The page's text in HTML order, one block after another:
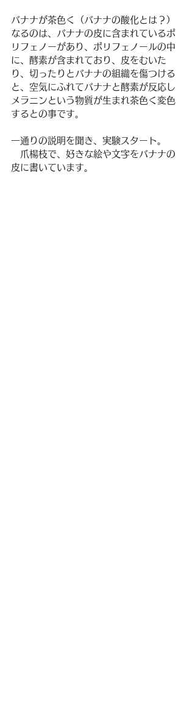
バナナが茶色く（バナナの酸化とは？）
なるのは、バナナの皮に含まれているポ
リフェノーがあり、ポリフェノールの中
に、酵素が含まれており、皮をむいた
り、切ったりとバナナの組織を傷つける
と、空気にふれてバナナと酵素が反応し
メラニンという物質が生まれ茶色く変色
するとの事です。
一通りの説明を聞き、実験スタート。
爪楊枝で、好きな絵や文字をバナナの
皮に書いています。